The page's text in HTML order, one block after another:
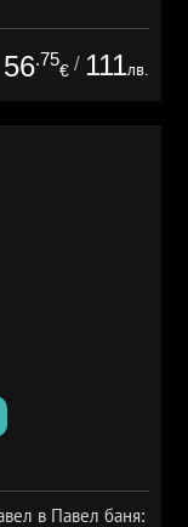
56.75
€ / 111лв.
в Павел баня: